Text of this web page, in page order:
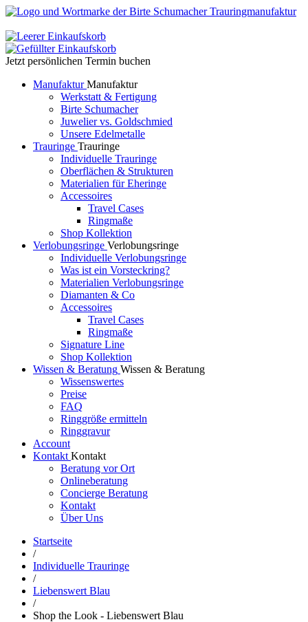
Jetzt persönlichen Termin buchen
Manufaktur Manufaktur
Werkstatt & Fertigung
Birte Schumacher
Juwelier vs. Goldschmied
Unsere Edelmetalle
Trauringe Trauringe
Individuelle Trauringe
Oberflächen & Strukturen
Materialien für Eheringe
Accessoires
Travel Cases
Ringmaße
Shop Kollektion
Verlobungsringe Verlobungsringe
Individuelle Verlobungsringe
Was ist ein Vorsteckring?
Materialien Verlobungsringe
Diamanten & Co
Accessoires
Travel Cases
Ringmaße
Signature Line
Shop Kollektion
Wissen & Beratung Wissen & Beratung
Wissenswertes
Preise
FAQ
Ringgröße ermitteln
Ringgravur
Account
Kontakt Kontakt
Beratung vor Ort
Onlineberatung
Concierge Beratung
Kontakt
Über Uns
Startseite
/
Individuelle Trauringe
/
Liebenswert Blau
/
Shop the Look - Liebenswert Blau